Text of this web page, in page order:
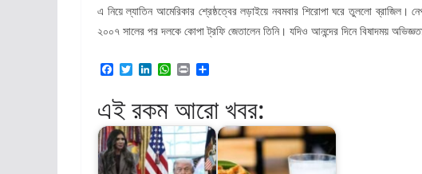
এ নিয়ে ল্যাতিন আমেরিকার শ্রেষ্ঠত্বের লড়াইয়ে নবমবার শিরোপা ঘরে তুললো ব্রাজিল।
২০০৭ সালের পর দলকে কোপা ট্রফি জেতালেন তিনি। যদিও আনন্দের দিনে বিষাদময়
c
e
b
o
o
k
T
t
t
e
r
k
e
d
I
n
W
t
A
p
p
P
n
t
r
e
এই রকম আরো খবর: